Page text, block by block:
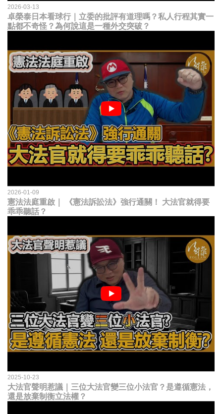
2026-03-13
卓榮泰日本看球行｜立委的批評有道理嗎？私人行程其實一
點都不奇怪？為何說這是一種外交突破？
2026-01-09
憲法法庭重啟｜ 《憲法訴訟法》強行通關！ 大法官就得要
乖乖聽話？
2025-10-23
大法官聲明惹議｜三位大法官變三位小法官？是遵循憲法，
還是放棄制衡立法權？